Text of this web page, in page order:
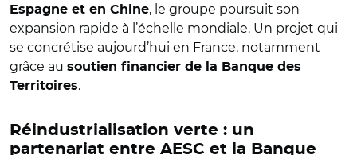
Espagne et en Chine, le groupe poursuit son
expansion rapide à l’échelle mondiale. Un projet qui
se concrétise aujourd’hui en France, notamment
grâce au soutien financier de la Banque des
Territoires.
Réindustrialisation verte : un
partenariat entre AESC et la Banque